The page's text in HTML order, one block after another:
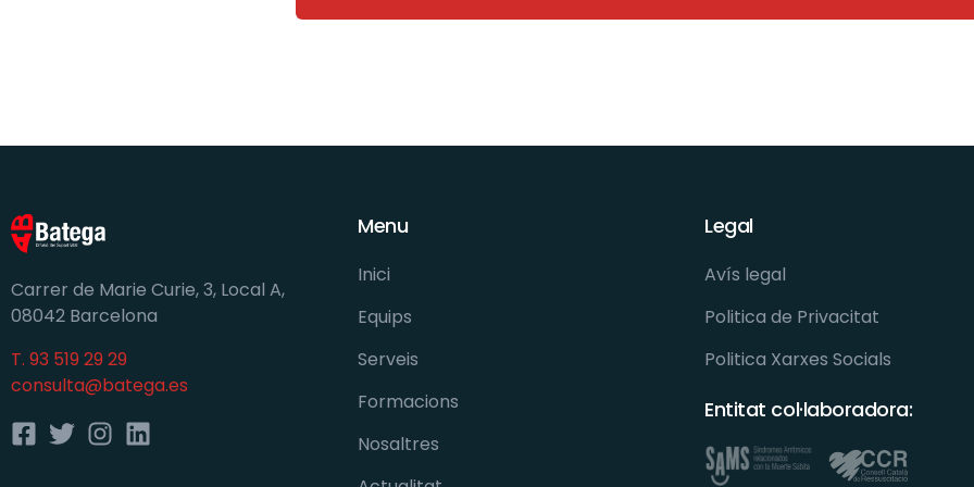
Carrer de Marie Curie, 3, Local A,
08042 Barcelona
T. 93 519 29 29
consulta@batega.es
Menu
Inici
Equips
Serveis
Formacions
Nosaltres
Legal
Avís legal
Politica de Privacitat
Politica Xarxes Socials
Entitat col·laboradora: